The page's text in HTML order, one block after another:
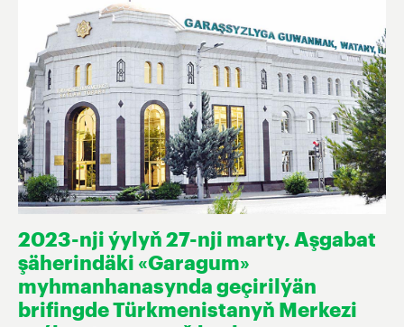
2023-nji ýylyň 27-nji marty. Aşgabat
şäherindäki «Garagum»
myhmanhanasynda geçirilýän
brifingde Türkmenistanyň Merkezi